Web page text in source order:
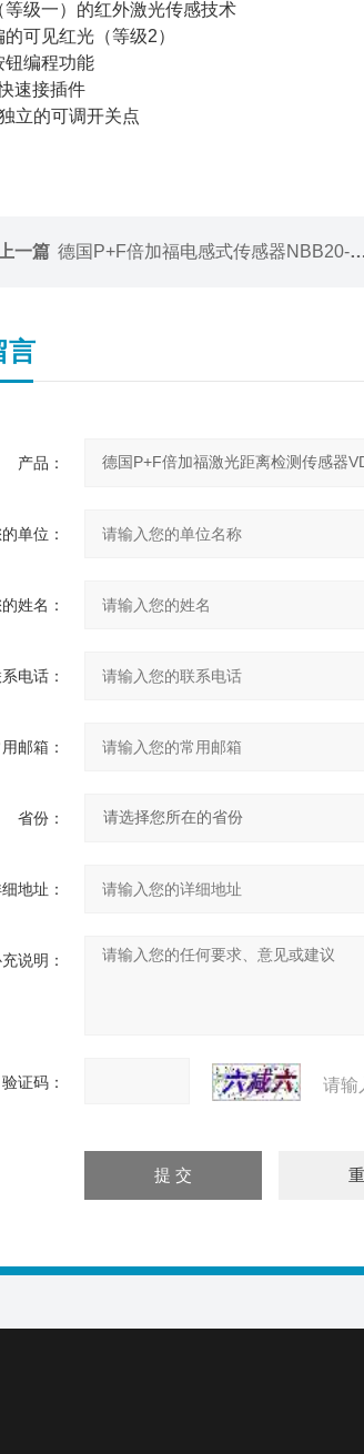
等级一）的红外激光传感技术
可见红光（等级2）
钮编程功能
速接插件
立的可调开关点
上一篇 德国P+F倍加福电感式传感器NBB20-U1-E2
言
产品：
单位：
姓名：
电话：
邮箱：
省份：
地址：
说明：
验证码： 请输